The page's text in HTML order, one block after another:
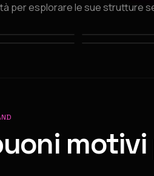
per esplorare le sue strutture
Milano
#2